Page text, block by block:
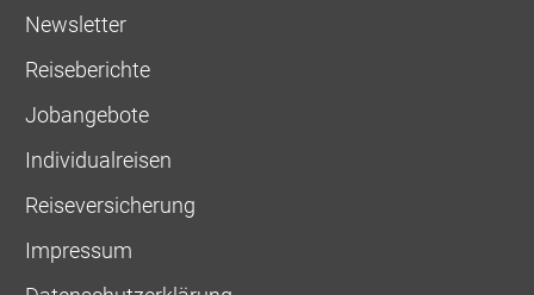
Newsletter
Reiseberichte
Jobangebote
Individualreisen
Reiseversicherung
Impressum